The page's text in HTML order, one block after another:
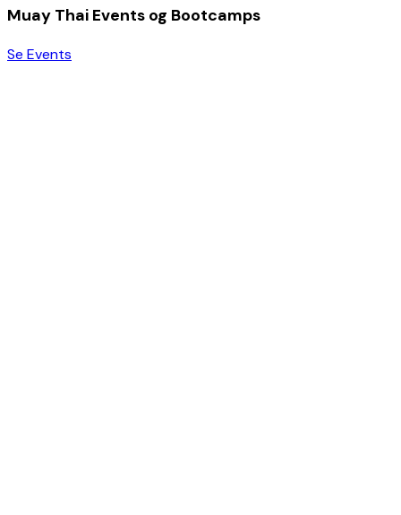
Muay Thai Events og Bootcamps
Se Events